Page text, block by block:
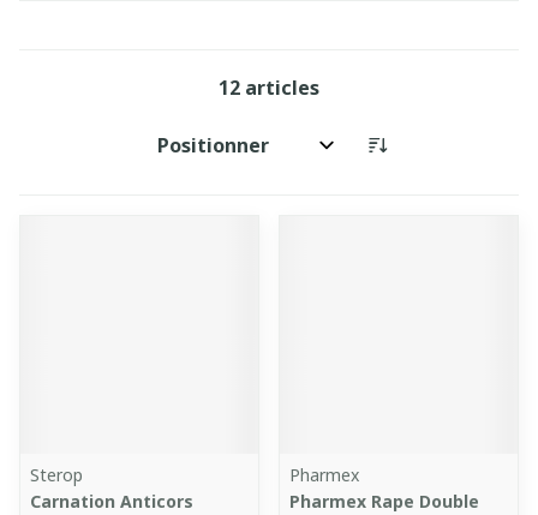
12 articles
Trier par:
Sterop
Carnation Anticors
Pharmex
Pharmex Rape Double